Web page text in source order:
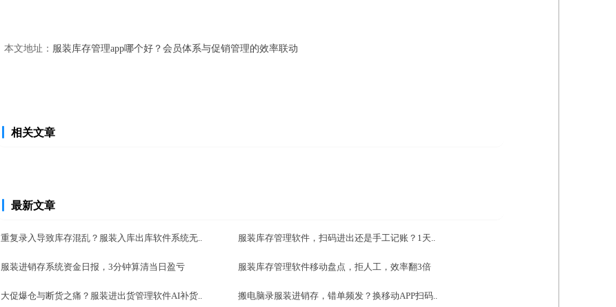
本文地址： 服装库存管理app哪个好？会员体系与促销管理的效率联动
相关文章
最新文章
重复录入导致库存混乱？服装入库出库软件系统无.. 服装库存管理软件，扫码进出还是手工记账？1天..
服装进销存系统资金日报，3分钟算清当日盈亏 服装库存管理软件移动盘点，拒人工，效率翻3倍
大促爆仓与断货之痛？服装进出货管理软件AI补货.. 搬电脑录服装进销存，错单频发？换移动APP扫码..